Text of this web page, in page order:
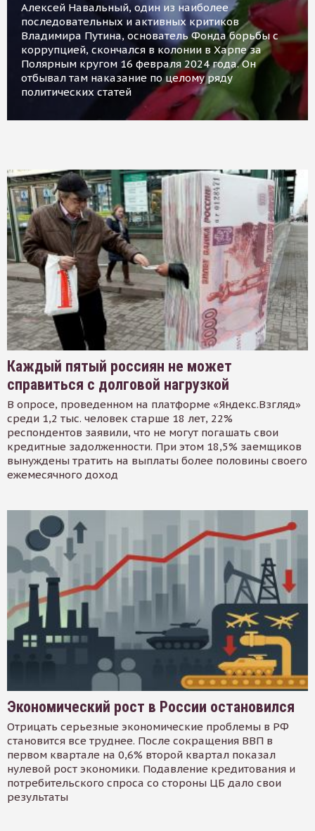
Алексей Навальный, один из наиболее
последовательных и активных критиков
Владимира Путина, основатель Фонда борьбы с
коррупцией, скончался в колонии в Харпе за
Полярным кругом 16 февраля 2024 года. Он
отбывал там наказание по целому ряду
политических статей
Каждый пятый россиян не может
справиться с долговой нагрузкой
В опросе, проведенном на платформе «Яндекс.Взгляд»
среди 1,2 тыс. человек старше 18 лет, 22%
респондентов заявили, что не могут погашать свои
кредитные задолженности. При этом 18,5% заемщиков
вынуждены тратить на выплаты более половины своего
ежемесячного доход
Экономический рост в России остановился
Отрицать серьезные экономические проблемы в РФ
становится все труднее. После сокращения ВВП в
первом квартале на 0,6% второй квартал показал
нулевой рост экономики. Подавление кредитования и
потребительского спроса со стороны ЦБ дало свои
результаты